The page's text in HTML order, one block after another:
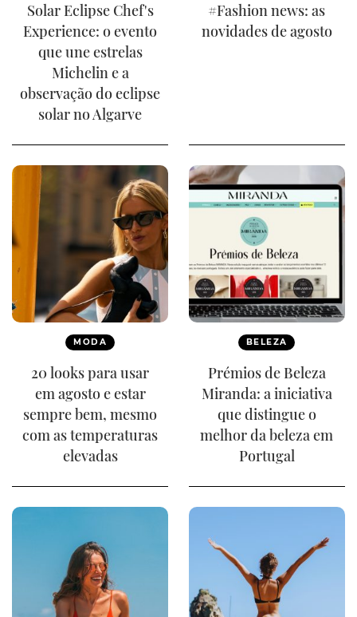
Solar Eclipse Chef's
Experience: o evento
que une estrelas
Michelin e a
observação do eclipse
solar no Algarve
#Fashion news: as
novidades de agosto
MODA
20 looks para usar
em agosto e estar
sempre bem, mesmo
com as temperaturas
elevadas
BELEZA
Prémios de Beleza
Miranda: a iniciativa
que distingue o
melhor da beleza em
Portugal